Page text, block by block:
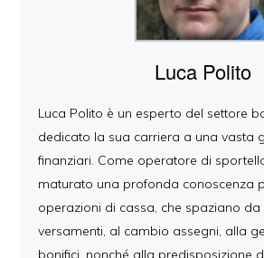
Luca Polito
Luca Polito è un esperto del settore
dedicato la sua carriera a una vasta
finanziari. Come operatore di
maturato una profonda conoscenza
operazioni di cassa, che spaziano da
versamenti, al cambio assegni, alla
bonifici, nonché alla predisposizione